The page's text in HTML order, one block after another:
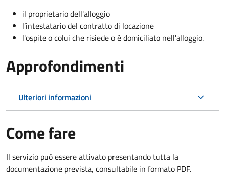
il proprietario dell'alloggio
l’intestatario del contratto di locazione
l'ospite o colui che risiede o è domiciliato nell'alloggio.
Approfondimenti
Ulteriori informazioni
Come fare
Il servizio può essere attivato presentando tutta la
documentazione prevista, consultabile in formato PDF.